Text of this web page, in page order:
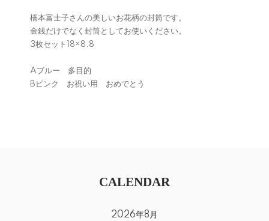
橋本富士子さんの美しいお花柄の封筒です。
金銭だけでなく封筒としてお使いください。
3枚セット18×8.8
Aブルー 多目的
Bピンク お祝い用 おめでとう
CALENDAR
2026年8月